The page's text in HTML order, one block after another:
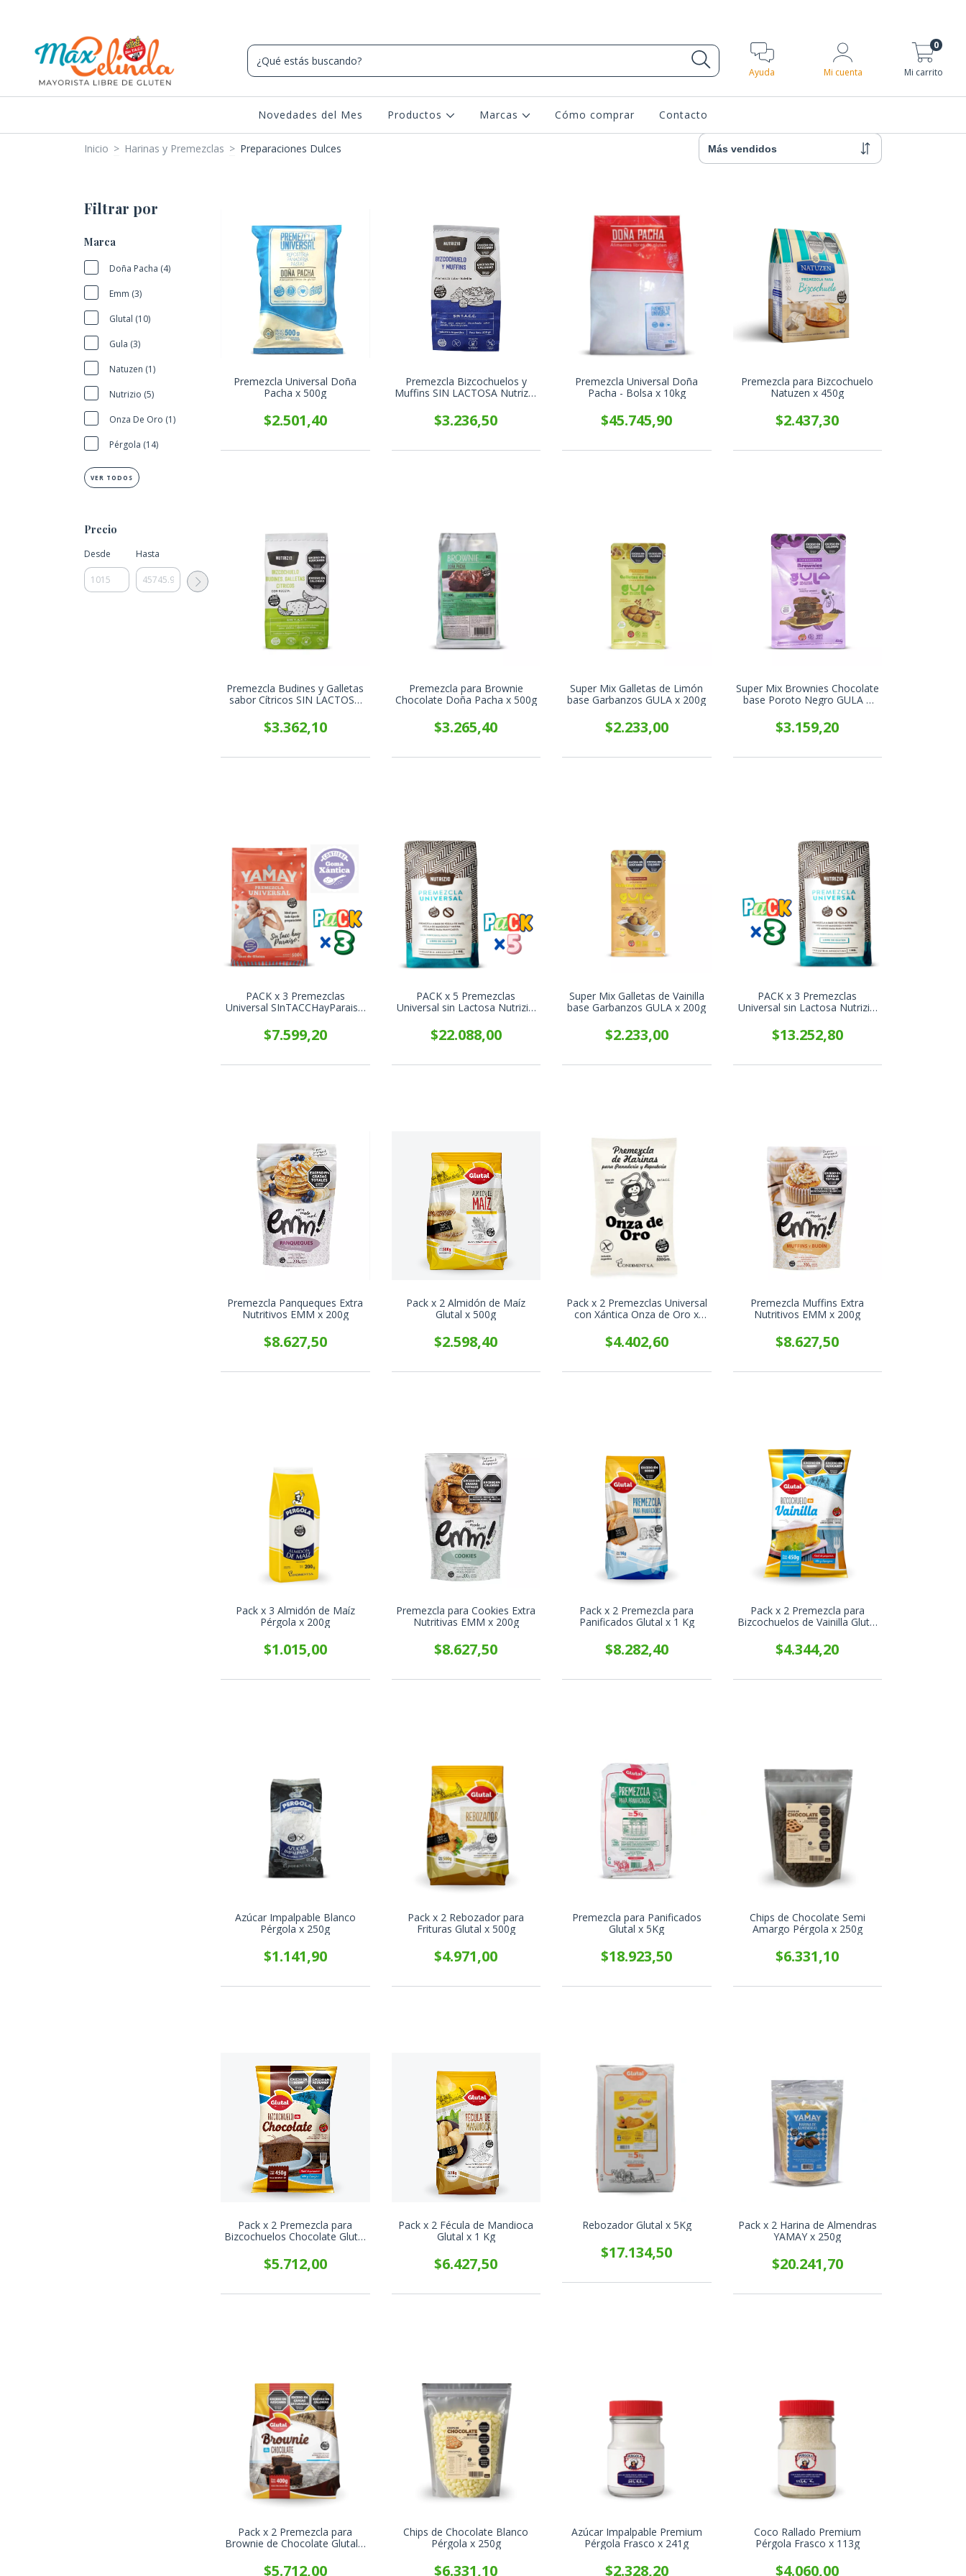
Ayuda Mi cuenta Mi carrito
0
Novedades del Mes Productos Marcas Cómo comprar Contacto
Inicio > Harinas y Premezclas > Preparaciones Dulces
Filtrar por
Marca
Doña Pacha (4)
Emm (3)
Glutal (10)
Gula (3)
Natuzen (1)
Nutrizio (5)
Onza De Oro (1)
Pérgola (14)
VER TODOS
Precio
Desde Hasta
Premezcla Universal Doña
Pacha x 500g
$2.501,40
Premezcla Bizcochuelos y
Muffins SIN LACTOSA Nutrizio
$3.236,50
Premezcla Universal Doña
Pacha - Bolsa x 10kg
$45.745,90
Premezcla para Bizcochuelo
Natuzen x 450g
$2.437,30
Premezcla Budines y Galletas
sabor Cítricos SIN LACTOSA
$3.362,10
Premezcla para Brownie
Chocolate Doña Pacha x 500g
$3.265,40
Super Mix Galletas de Limón
base Garbanzos GULA x 200g
$2.233,00
Super Mix Brownies Chocolate
base Poroto Negro GULA x
$3.159,20
PACK x 3 Premezclas
Universal SInTACCHayParaiso
$7.599,20
PACK x 5 Premezclas
Universal sin Lactosa Nutrizio
$22.088,00
Super Mix Galletas de Vainilla
base Garbanzos GULA x 200g
$2.233,00
PACK x 3 Premezclas
Universal sin Lactosa Nutrizio
$13.252,80
Premezcla Panqueques Extra
Nutritivos EMM x 200g
$8.627,50
Pack x 2 Almidón de Maíz
Glutal x 500g
$2.598,40
Pack x 2 Premezclas Universal
con Xántica Onza de Oro x
$4.402,60
Premezcla Muffins Extra
Nutritivos EMM x 200g
$8.627,50
Pack x 3 Almidón de Maíz
Pérgola x 200g
$1.015,00
Premezcla para Cookies Extra
Nutritivas EMM x 200g
$8.627,50
Pack x 2 Premezcla para
Panificados Glutal x 1 Kg
$8.282,40
Pack x 2 Premezcla para
Bizcochuelos de Vainilla Glutal
$4.344,20
Azúcar Impalpable Blanco
Pérgola x 250g
$1.141,90
Pack x 2 Rebozador para
Frituras Glutal x 500g
$4.971,00
Premezcla para Panificados
Glutal x 5Kg
$18.923,50
Chips de Chocolate Semi
Amargo Pérgola x 250g
$6.331,10
Pack x 2 Premezcla para
Bizcochuelos Chocolate Glutal
$5.712,00
Pack x 2 Fécula de Mandioca
Glutal x 1 Kg
$6.427,50
Rebozador Glutal x 5Kg
$17.134,50
Pack x 2 Harina de Almendras
YAMAY x 250g
$20.241,70
Pack x 2 Premezcla para
Brownie de Chocolate Glutal x
$5.712,00
Chips de Chocolate Blanco
Pérgola x 250g
$6.331,10
Azúcar Impalpable Premium
Pérgola Frasco x 241g
$2.328,20
Coco Rallado Premium
Pérgola Frasco x 113g
$4.060,00